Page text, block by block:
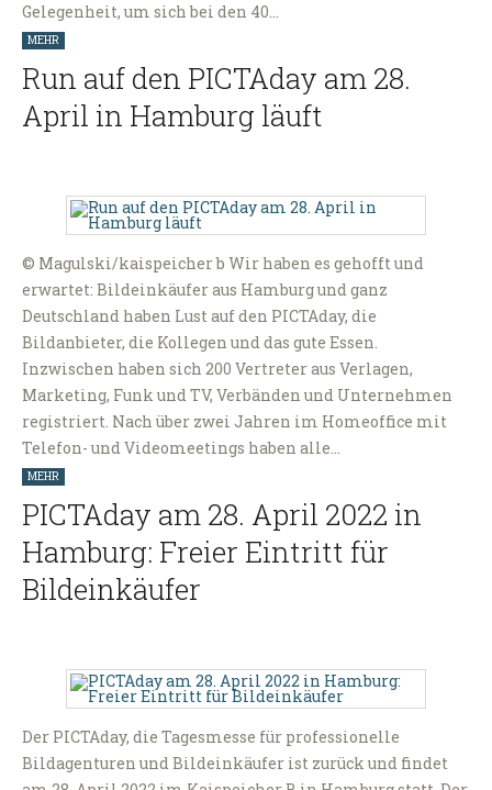
Gelegenheit, um sich bei den 40…
MEHR
Run auf den PICTAday am 28.
April in Hamburg läuft
© Magulski/kaispeicher b Wir haben es gehofft und
erwartet: Bildeinkäufer aus Hamburg und ganz
Deutschland haben Lust auf den PICTAday, die
Bildanbieter, die Kollegen und das gute Essen.
Inzwischen haben sich 200 Vertreter aus Verlagen,
Marketing, Funk und TV, Verbänden und Unternehmen
registriert. Nach über zwei Jahren im Homeoffice mit
Telefon- und Videomeetings haben alle…
MEHR
PICTAday am 28. April 2022 in
Hamburg: Freier Eintritt für
Bildeinkäufer
Der PICTAday, die Tagesmesse für professionelle
Bildagenturen und Bildeinkäufer ist zurück und findet